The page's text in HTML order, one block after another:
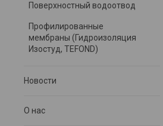
Поверхностный водоотвод
Профилированные
мембраны (Гидроизоляция
Изостуд, TEFOND)
Новости
О нас